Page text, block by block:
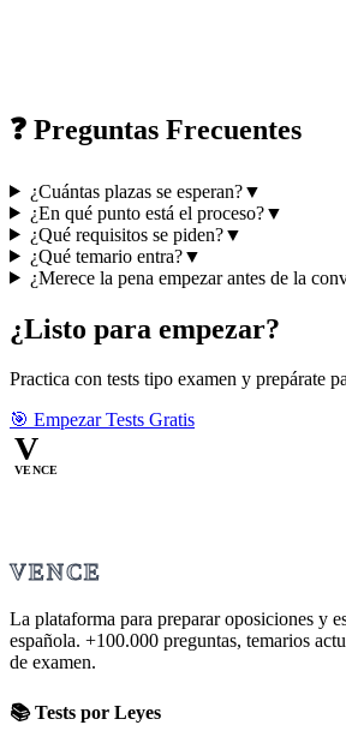
❓ Preguntas Frecuentes
¿Cuántas plazas se esperan?▼
¿En qué punto está el proceso?▼
¿Qué requisitos se piden?▼
¿Qué temario entra?▼
¿Merece la pena empezar antes de la
¿Listo para empezar?
Practica con tests tipo examen y prepárate
🎯 Empezar Tests Gratis
V
VENCE
VENCE
La plataforma para preparar oposiciones y
española. +100.000 preguntas, temarios
de examen.
📚 Tests por Leyes